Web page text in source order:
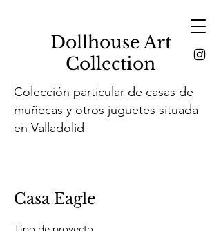
Colección particular de casas de
muñecas y otros juguetes situada
en Valladolid
Dollhouse Art
Collection
Casa Eagle